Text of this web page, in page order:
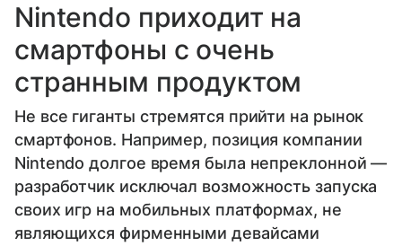
Nintendo приходит на
смартфоны с очень
странным продуктом
Не все гиганты стремятся прийти на рынок
смартфонов. Например, позиция компании
Nintendo долгое время была непреклонной —
разработчик исключал возможность запуска
своих игр на мобильных платформах, не
являющихся фирменными девайсами